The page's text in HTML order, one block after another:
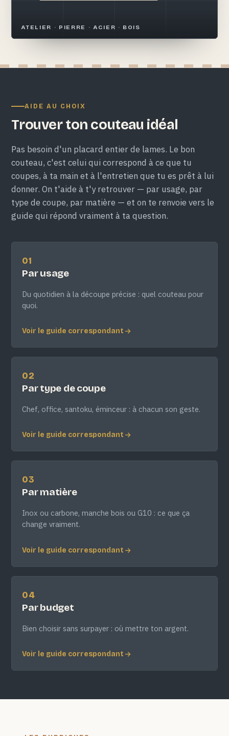
ATELIER · PIERRE · ACIER · BOIS
AIDE AU CHOIX
Trouver ton couteau idéal
Pas besoin d'un placard entier de lames. Le bon
couteau, c'est celui qui correspond à ce que tu
coupes, à ta main et à l'entretien que tu es prêt à lui
donner. On t'aide à t'y retrouver — par usage, par
type de coupe, par matière — et on te renvoie vers le
guide qui répond vraiment à ta question.
01
Par usage
Du quotidien à la découpe précise : quel couteau pour
quoi.
Voir le guide correspondant
02
Par type de coupe
Chef, office, santoku, éminceur : à chacun son geste.
Voir le guide correspondant
03
Par matière
Inox ou carbone, manche bois ou G10 : ce que ça
change vraiment.
Voir le guide correspondant
04
Par budget
Bien choisir sans surpayer : où mettre ton argent.
Voir le guide correspondant